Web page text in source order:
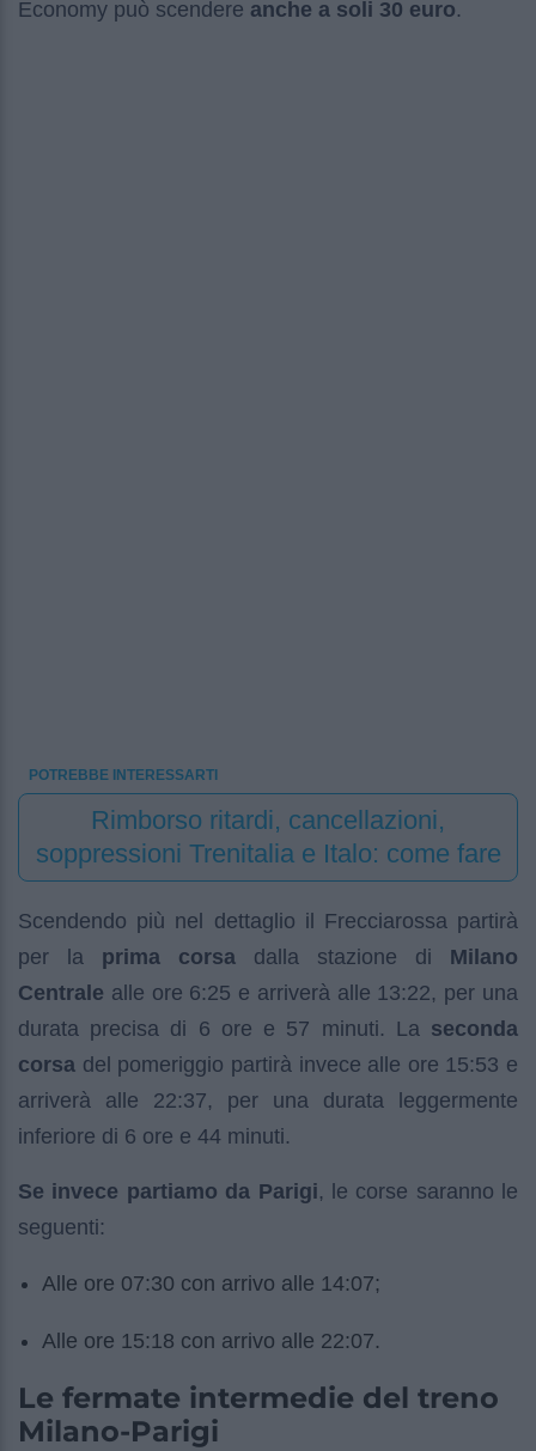
Economy può scendere anche a soli 30 euro.
POTREBBE INTERESSARTI
Rimborso ritardi, cancellazioni,
soppressioni Trenitalia e Italo: come fare
Scendendo più nel dettaglio il Frecciarossa partirà
per la prima corsa dalla stazione di Milano
Centrale alle ore 6:25 e arriverà alle 13:22, per una
durata precisa di 6 ore e 57 minuti. La seconda
corsa del pomeriggio partirà invece alle ore 15:53 e
arriverà alle 22:37, per una durata leggermente
inferiore di 6 ore e 44 minuti.
Se invece partiamo da Parigi, le corse saranno le
seguenti:
Alle ore 07:30 con arrivo alle 14:07;
Alle ore 15:18 con arrivo alle 22:07.
Le fermate intermedie del treno
Milano-Parigi